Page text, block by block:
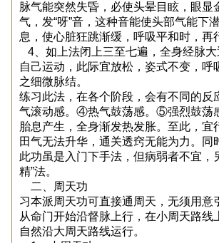
脉气能突然失昏，必使头晕目眩，眼
气，发“呀”音，这种音能使头部气能下
息，使心脏狂跳渐缓，呼吸平和时，再
4、如上法闭上三至七遍，全身经脉
自己运动，此际宜放松，姿式不变，
之细微脉结。
练习此法，在各个阶段，会有不同的
气滚动感。④热气鼓荡感。⑤强烈鼓荡
胎息产生，全身渐发热发胀。至此，宜
田气无法升华，通关透窍无能为力。同
此功虽是入门下手法，但病弱者不宜，
精”法。
二、周天功
习本派周天功可直接通周天，无须用
从命门开始沿督脉上行，在小周天路
自然沿大周天路线运行。